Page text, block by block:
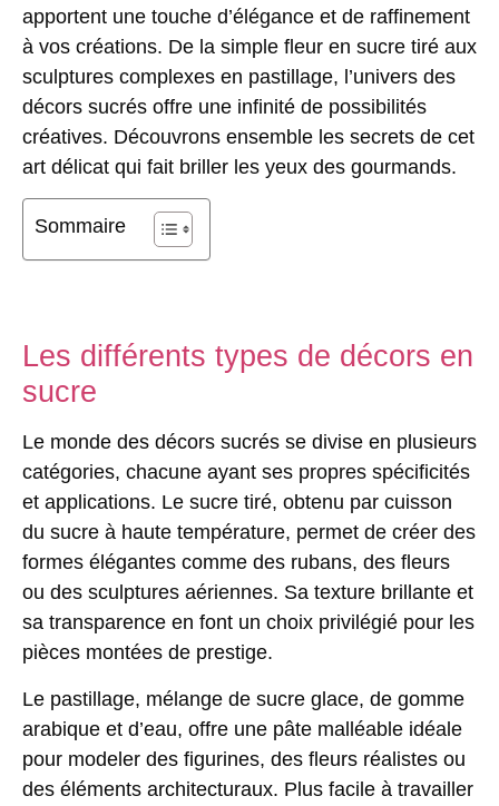
apportent une touche d’élégance et de raffinement
à vos créations. De la simple fleur en sucre tiré aux
sculptures complexes en pastillage, l’univers des
décors sucrés offre une infinité de possibilités
créatives. Découvrons ensemble les secrets de cet
art délicat qui fait briller les yeux des gourmands.
Sommaire
Les différents types de décors en
sucre
Le monde des décors sucrés se divise en plusieurs
catégories, chacune ayant ses propres spécificités
et applications. Le sucre tiré, obtenu par cuisson
du sucre à haute température, permet de créer des
formes élégantes comme des rubans, des fleurs
ou des sculptures aériennes. Sa texture brillante et
sa transparence en font un choix privilégié pour les
pièces montées de prestige.
Le pastillage, mélange de sucre glace, de gomme
arabique et d’eau, offre une pâte malléable idéale
pour modeler des figurines, des fleurs réalistes ou
des éléments architecturaux. Plus facile à travailler